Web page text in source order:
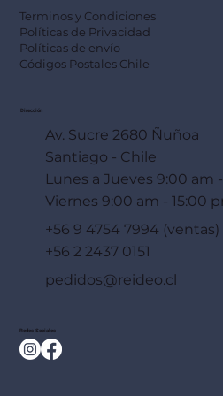
Terminos y Condiciones
Políticas de Privacidad
Políticas de envío
Códigos Postales Chile
Dirección
Av. Sucre 2680 Ñuñoa
Santiago - Chile
Lunes a Jueves 9:00 am
Viernes 9:00 am - 15:00
+56 9 4754 7994 (ventas)
+56 2 2437 0151
pedidos@reideo.cl
Redes Sociales